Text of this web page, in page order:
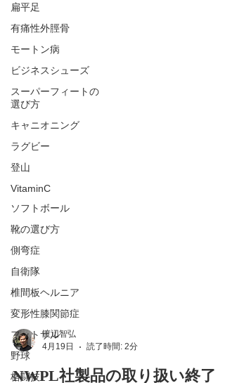
扁平足
有痛性外脛骨
モートン病
ビジネスシューズ
スーパーフィートの
選び方
キャニオニング
ラグビー
登山
VitaminC
ソフトボール
靴の選び方
側弯症
自衛隊
椎間板ヘルニア
変形性膝関節症
フットサル
野球
格闘技 4月19日
読了時間: 2分